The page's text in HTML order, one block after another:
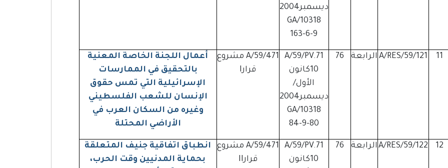
ديسمبر2004
GA/10318
163-6-9
11
A/RES/59/121 الرابعة 76
A/59/PV.71
10كانون
الأول/
ديسمبر2004
GA/10318
84-9-80
A/59/471 مشروع
قرارI
أعمال اللجنة الخاصة المعنية
بالتحقيق في الممارسات
الإسرائيلية التي تمس حقوق
الإنسان للشعب الفلسطيني
وغيره من السكان العرب في
الأراضي المحتلة
12
A/RES/59/122 الرابعة 76
A/59/PV.71
10كانون
A/59/471 مشروع
قرارII
انطباق اتفاقية جنيف المتعلقة
بحماية المدنيين وقت الحرب،